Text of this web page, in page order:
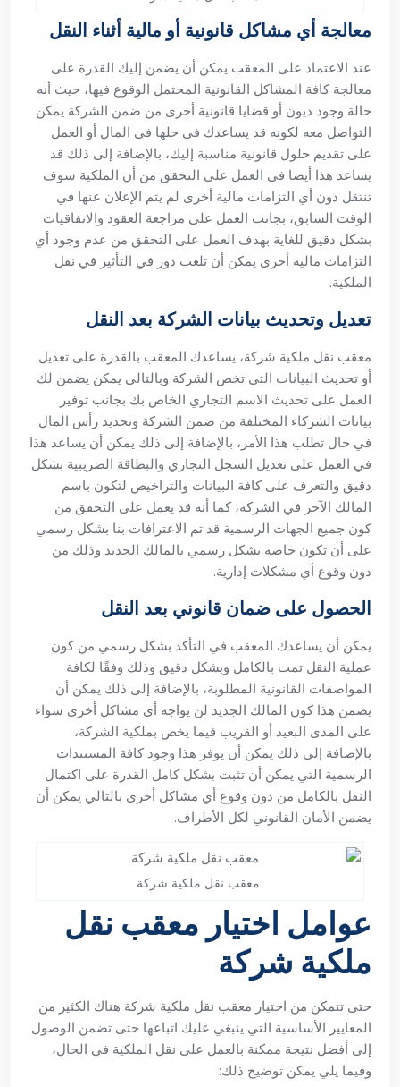
معالجة أي مشاكل قانونية أو مالية أثناء النقل
عند الاعتماد على المعقب يمكن أن يضمن إليك القدرة على
معالجة كافة المشاكل القانونية المحتمل الوقوع فيها، حيث أنه
حالة وجود ديون أو قضايا قانونية أخرى من ضمن الشركة يمكن
التواصل معه لكونه قد يساعدك في حلها في المال أو العمل
على تقديم حلول قانونية مناسبة إليك، بالإضافة إلى ذلك قد
يساعد هذا أيضا في العمل على التحقق من أن الملكية سوف
تنتقل دون أي التزامات مالية أخرى لم يتم الإعلان عنها في
الوقت السابق، بجانب العمل على مراجعة العقود والاتفاقيات
بشكل دقيق للغاية بهدف العمل على التحقق من عدم وجود أي
التزامات مالية أخرى يمكن أن تلعب دور في التأثير في نقل
الملكية.
تعديل وتحديث بيانات الشركة بعد النقل
معقب نقل ملكية شركة، يساعدك المعقب بالقدرة على تعديل
أو تحديث البيانات التي تخص الشركة وبالتالي يمكن يضمن لك
العمل على تحديث الاسم التجاري الخاص بك بجانب توفير
بيانات الشركاء المختلفة من ضمن الشركة وتحديد رأس المال
في حال تطلب هذا الأمر، بالإضافة إلى ذلك يمكن أن يساعد هذا
في العمل على تعديل السجل التجاري والبطاقة الضريبية بشكل
دقيق والتعرف على كافة البيانات والتراخيص لتكون باسم
المالك الآخر في الشركة، كما أنه قد يعمل على التحقق من
كون جميع الجهات الرسمية قد تم الاعترافات بنا بشكل رسمي
على أن تكون خاصة بشكل رسمي بالمالك الجديد وذلك من
دون وقوع أي مشكلات إدارية.
الحصول على ضمان قانوني بعد النقل
يمكن أن يساعدك المعقب في التأكد بشكل رسمي من كون
عملية النقل تمت بالكامل وبشكل دقيق وذلك وفقًا لكافة
المواصفات القانونية المطلوبة، بالإضافة إلى ذلك يمكن أن
يضمن هذا كون المالك الجديد لن يواجه أي مشاكل أخرى سواء
على المدى البعيد أو القريب فيما يخص بملكية الشركة،
بالإضافة إلى ذلك يمكن أن يوفر هذا وجود كافة المستندات
الرسمية التي يمكن أن تثبت بشكل كامل القدرة على اكتمال
النقل بالكامل من دون وقوع أي مشاكل أخرى بالتالي يمكن أن
يضمن الأمان القانوني لكل الأطراف.
معقب نقل ملكية شركة
عوامل اختيار معقب نقل
ملكية شركة
حتى تتمكن من اختيار معقب نقل ملكية شركة هناك الكثير من
المعايير الأساسية التي ينبغي عليك اتباعها حتى تضمن الوصول
إلى أفضل نتيجة ممكنة بالعمل على نقل الملكية في الحال،
وفيما يلي يمكن توضيح ذلك: